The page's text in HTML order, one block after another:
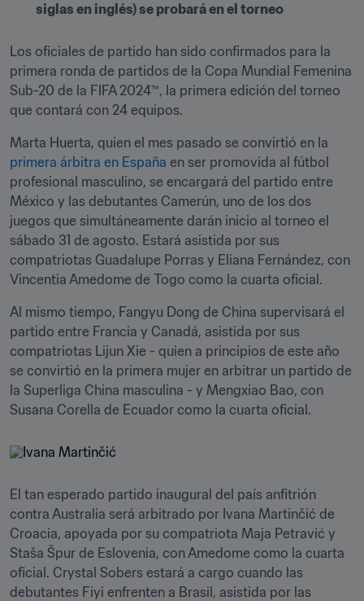
siglas en inglés) se probará en el torneo
Los oficiales de partido han sido confirmados para la
primera ronda de partidos de la Copa Mundial Femenina
Sub-20 de la FIFA 2024™, la primera edición del torneo
que contará con 24 equipos.
Marta Huerta, quien el mes pasado se convirtió en la
primera árbitra en España en ser promovida al fútbol
profesional masculino, se encargará del partido entre
México y las debutantes Camerún, uno de los dos
juegos que simultáneamente darán inicio al torneo el
sábado 31 de agosto. Estará asistida por sus
compatriotas Guadalupe Porras y Eliana Fernández, con
Vincentia Amedome de Togo como la cuarta oficial.
Al mismo tiempo, Fangyu Dong de China supervisará el
partido entre Francia y Canadá, asistida por sus
compatriotas Lijun Xie - quien a principios de este año
se convirtió en la primera mujer en arbitrar un partido de
la Superliga China masculina - y Mengxiao Bao, con
Susana Corella de Ecuador como la cuarta oficial.
El tan esperado partido inaugural del país anfitrión
contra Australia será arbitrado por Ivana Martinčić de
Croacia, apoyada por su compatriota Maja Petravić y
Staša Špur de Eslovenia, con Amedome como la cuarta
oficial. Crystal Sobers estará a cargo cuando las
debutantes Fiyi enfrenten a Brasil, asistida por las